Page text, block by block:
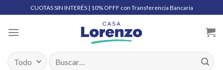
to
content
CUOTAS SIN INTERÉS | 10% OFFF con Transferencia Bancaria
Buscar
por: